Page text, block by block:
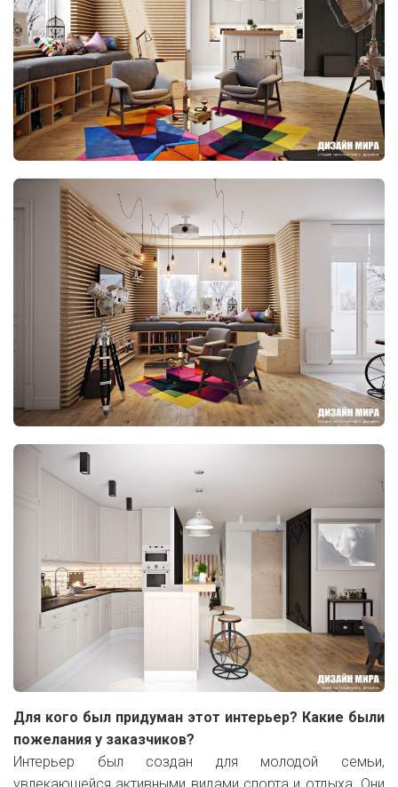
Для кого был придуман этот интерьер? Какие были
пожелания у заказчиков?
Интерьер был создан для молодой семьи,